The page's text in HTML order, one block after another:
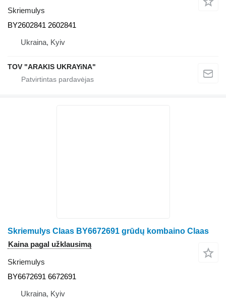
Skriemulys
BY2602841 2602841
Ukraina, Kyiv
TOV "ARAKIS UKRAYiNA"
Skriemulys Claas BY6672691 grūdų kombaino Claas
Kaina pagal užklausimą
Skriemulys
BY6672691 6672691
Ukraina, Kyiv